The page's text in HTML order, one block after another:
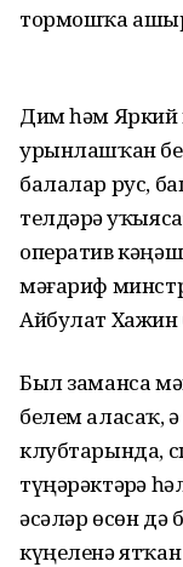
тормошҡа
Дим һәм
урынлашҡан
балалар рус,
телдәрҙә
оператив
мәғариф
Айбулат Хажин
Был заманса
белем аласаҡ,
клубтарында,
түңәрәктәрҙә
әсәләр өсөн
күңеленә